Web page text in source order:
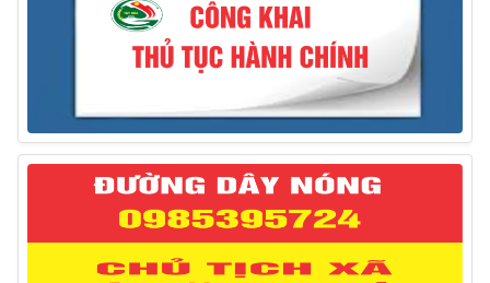
Ngày giải phóng tỉnh Phú Yên (01/4/1975 – 01/4/2025)
28/03/2025
Thông báo giới thiệu, cung ứng lao động Việt Nam
cho Liên danh Hengtong International Engineering Co.,Ltd
27/03/2025
Thông báo đăng ký tiếp công dân định kỳ đợt 02
12/03/2025
Thông báo lịch công tác của Chủ tịch, các Phó Chủ